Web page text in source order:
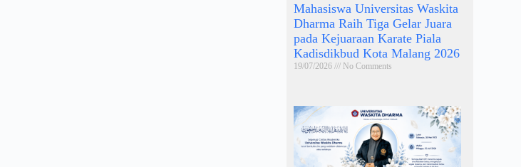
Mahasiswa Universitas Waskita
Dharma Raih Tiga Gelar Juara
pada Kejuaraan Karate Piala
Kadisdikbud Kota Malang 2026
19/07/2026 No Comments